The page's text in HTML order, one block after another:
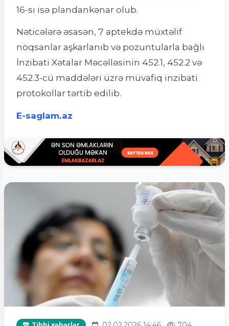
16-sı isə plandankənar olub.
Nəticələrə əsasən, 7 aptekdə müxtəlif
nöqsanlar aşkarlanıb və pozuntularla bağlı
İnzibati Xətalar Məcəlləsinin 452.1, 452.2 və
452.3-cü maddələri üzrə müvafiq inzibati
protokollar tərtib edilib.
E-saglam.az